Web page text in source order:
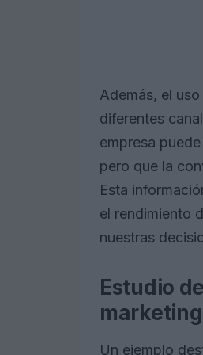
Además, el
diferentes
empresa
pero que la
Esta
el rendimiento
nuestras
Estudio
Un ejemplo